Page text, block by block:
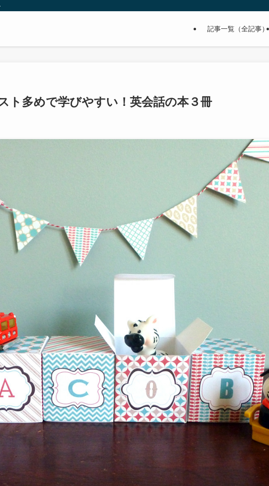
記事一覧（全記事）
ト多めで学びやすい！英会話の本３冊